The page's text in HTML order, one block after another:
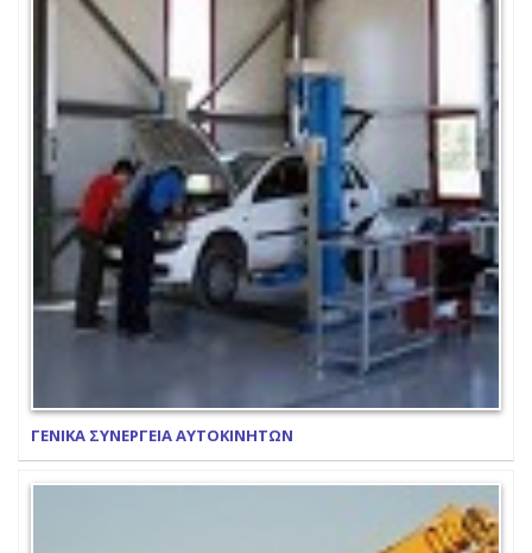
ΓΕΝΙΚΑ ΣΥΝΕΡΓΕΙΑ ΑΥΤΟΚΙΝΗΤΩΝ